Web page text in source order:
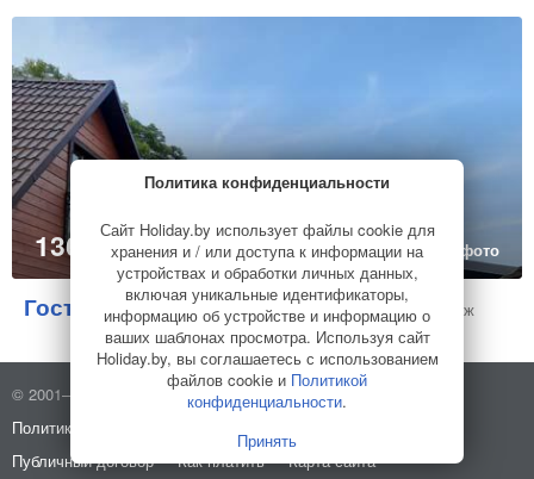
136 USDза дом 34 фото
Гостевой дом в усадьбе Токари Коттедж
© 2001–2026 Holiday.by
Правила использования сайта
Политика конфиденциальности
Публичный договор
Как платить Карта сайта
Политика конфиденциальности
Сайт Holiday.by использует файлы cookie для
хранения и / или доступа к информации на
устройствах и обработки личных данных,
включая уникальные идентификаторы,
информацию об устройстве и информацию о
ваших шаблонах просмотра. Используя сайт
Holiday.by, вы соглашаетесь с использованием
файлов cookie и Политикой
конфиденциальности.
Принять